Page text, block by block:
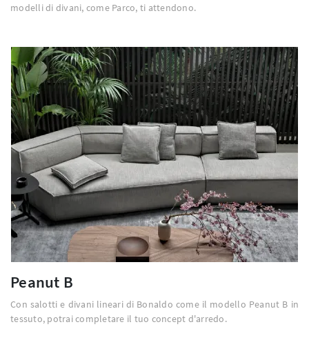
modelli di divani, come Parco, ti attendono.
Peanut B
Con salotti e divani lineari di Bonaldo come il modello Peanut B in
tessuto, potrai completare il tuo concept d'arredo.